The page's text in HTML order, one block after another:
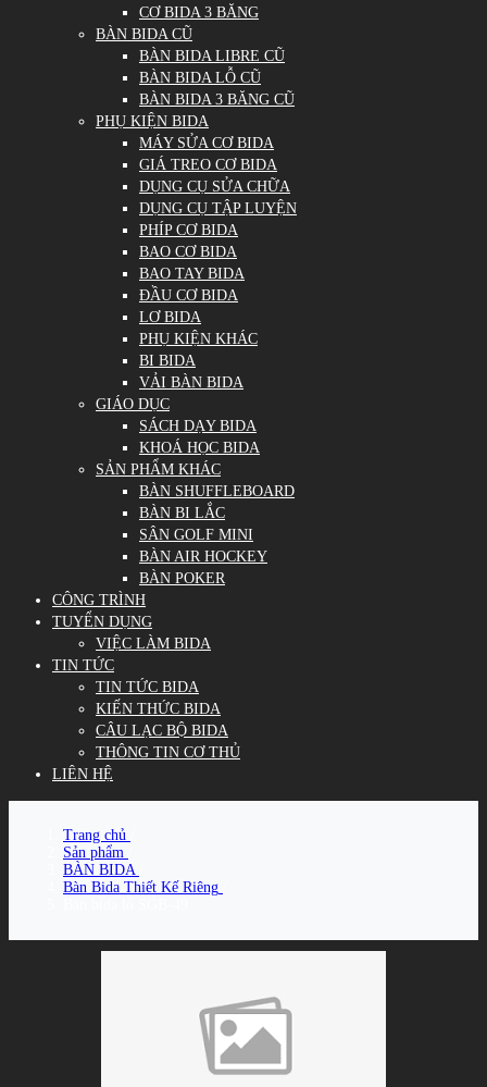
CƠ BIDA 3 BĂNG
BÀN BIDA CŨ
BÀN BIDA LIBRE CŨ
BÀN BIDA LỖ CŨ
BÀN BIDA 3 BĂNG CŨ
PHỤ KIỆN BIDA
MÁY SỬA CƠ BIDA
GIÁ TREO CƠ BIDA
DỤNG CỤ SỬA CHỮA
DỤNG CỤ TẬP LUYỆN
PHÍP CƠ BIDA
BAO CƠ BIDA
BAO TAY BIDA
ĐẦU CƠ BIDA
LƠ BIDA
PHỤ KIỆN KHÁC
BI BIDA
VẢI BÀN BIDA
GIÁO DỤC
SÁCH DẠY BIDA
KHOÁ HỌC BIDA
SẢN PHẨM KHÁC
BÀN SHUFFLEBOARD
BÀN BI LẮC
SÂN GOLF MINI
BÀN AIR HOCKEY
BÀN POKER
CÔNG TRÌNH
TUYỂN DỤNG
VIỆC LÀM BIDA
TIN TỨC
TIN TỨC BIDA
KIẾN THỨC BIDA
CÂU LẠC BỘ BIDA
THÔNG TIN CƠ THỦ
LIÊN HỆ
Trang chủ
Sản phẩm
BÀN BIDA
Bàn Bida Thiết Kế Riêng